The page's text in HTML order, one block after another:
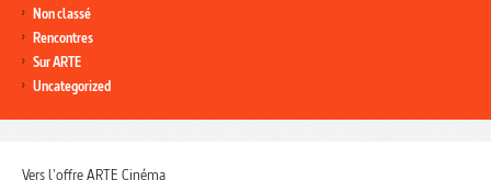
Non classé
Rencontres
Sur ARTE
Uncategorized
Vers l'offre ARTE Cinéma